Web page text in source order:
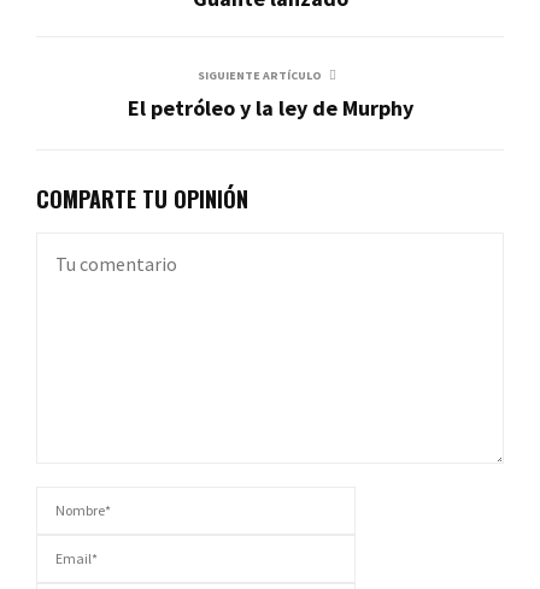
SIGUIENTE ARTÍCULO
El petróleo y la ley de Murphy
COMPARTE TU OPINIÓN